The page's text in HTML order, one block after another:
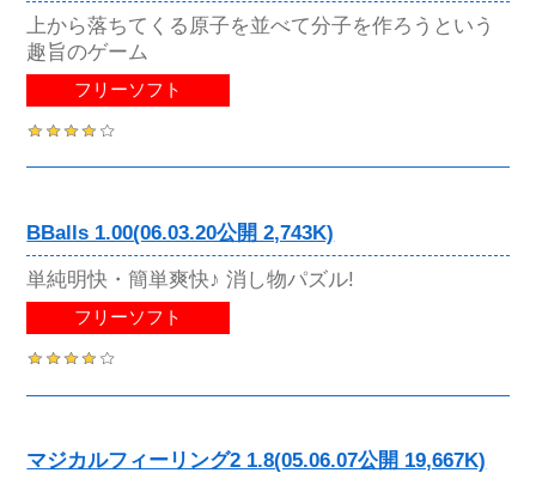
上から落ちてくる原子を並べて分子を作ろうという
趣旨のゲーム
フリーソフト
BBalls 1.00(06.03.20公開 2,743K)
単純明快・簡単爽快♪ 消し物パズル!
フリーソフト
マジカルフィーリング2 1.8(05.06.07公開 19,667K)